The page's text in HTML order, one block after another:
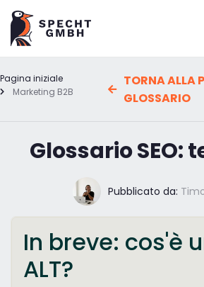
Pagina iniziale
Marketing B2B
TORNA ALLA
GLOSSARIO
Glossario SEO:
Pubblicato da:
In breve: cos'è
ALT?